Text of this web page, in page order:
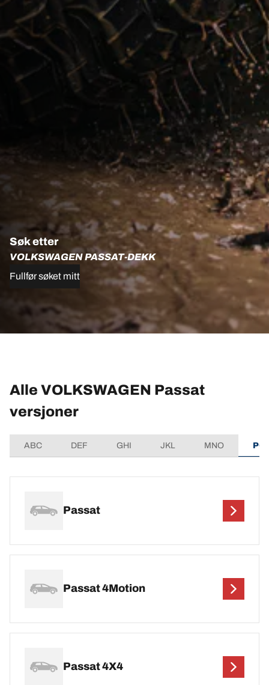
Søk etter
VOLKSWAGEN PASSAT-DEKK
Fullfør søket mitt
Alle VOLKSWAGEN Passat
versjoner
ABC DEF GHI JKL MNO
Passat
Passat 4Motion
Passat 4X4